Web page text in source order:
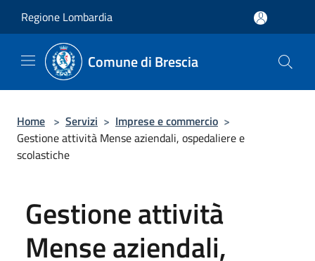
Regione Lombardia
Comune di Brescia
Home > Servizi > Imprese e commercio >
Gestione attività Mense aziendali, ospedaliere e
scolastiche
Gestione attività
Mense aziendali,